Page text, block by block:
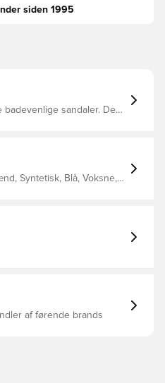
siden 1995
badevenlige sandaler. De
forfoden i formstøbt EVA
fodseng af Cloudfoam
materiale
Syntetisk, Blå, Voksne,
af førende brands